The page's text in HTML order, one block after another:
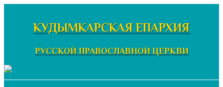
содержимомуКУДЫМКАРСКАЯ ЕПАРХИЯ
РУССКОЙ ПРАВОСЛАВНОЙ ЦЕРКВИ